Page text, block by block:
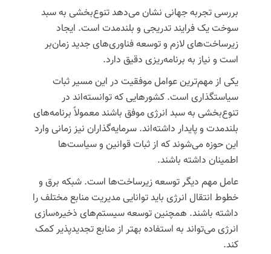
بررسی تجربه جهانی نشان می‌دهد تنوع‌بخشی به سبد
سوخت یک فرایند تدریجی و بلندمدت است. ایجاد
زیرساخت‌های لازم و توسعه فناوری‌های جدید زمان‌بر
است و نیاز به برنامه‌ریزی دقیق دارد.
یکی از مهم‌ترین عوامل موفقیت در این مسیر ثبات
سیاستگذاری است. کشورهایی که توانسته‌اند در
تنوع‌بخشی به سبد انرژی موفق باشند معمولاً برنامه‌های
بلندمدت و پایدار داشته‌اند. سرمایه‌گذاران نیز زمانی وارد
این حوزه می‌شوند که از ثبات قوانین و سیاست‌ها
اطمینان داشته باشند.
عامل مهم دیگر توسعه زیرساخت‌ها است. شبکه برق و
خطوط انتقال انرژی باید توانایی مدیریت منابع مختلف را
داشته باشند. همچنین توسعه سیستم‌های ذخیره‌سازی
انرژی می‌تواند به استفاده بهتر از منابع تجدیدپذیر کمک
کند.